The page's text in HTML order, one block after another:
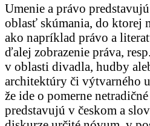
Umenie a právo
oblasť skúmania, do ktorej
ako napríklad právo a
ďalej zobrazenie práva,
v oblasti divadla, hudby
architektúry či výtvarného
že ide o pomerne
predstavujú v českom a